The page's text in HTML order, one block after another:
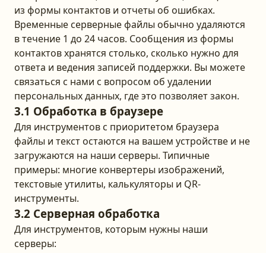
из формы контактов и отчеты об ошибках.
Временные серверные файлы обычно удаляются
в течение 1 до 24 часов. Сообщения из формы
контактов хранятся столько, сколько нужно для
ответа и ведения записей поддержки. Вы можете
связаться с нами с вопросом об удалении
персональных данных, где это позволяет закон.
3.1 Обработка в браузере
Для инструментов с приоритетом браузера
файлы и текст остаются на вашем устройстве и не
загружаются на наши серверы. Типичные
примеры: многие конвертеры изображений,
текстовые утилиты, калькуляторы и QR-
инструменты.
3.2 Серверная обработка
Для инструментов, которым нужны наши
серверы: